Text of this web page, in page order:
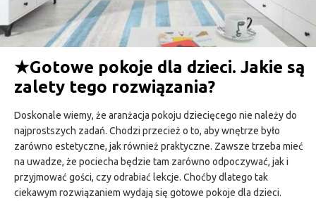
★Gotowe pokoje dla dzieci. Jakie są
zalety tego rozwiązania?
Doskonale wiemy, że aranżacja pokoju dziecięcego nie należy do
najprostszych zadań. Chodzi przecież o to, aby wnętrze było
zarówno estetyczne, jak również praktyczne. Zawsze trzeba mieć
na uwadze, że pociecha będzie tam zarówno odpoczywać, jak i
przyjmować gości, czy odrabiać lekcje. Choćby dlatego tak
ciekawym rozwiązaniem wydają się gotowe pokoje dla dzieci.